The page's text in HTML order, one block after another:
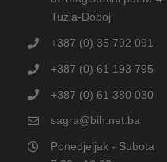
Tuzla-Doboj
+387 (0) 35 792 091
+387 (0) 61 193 795
+387 (0) 61 380 030
sagra@bih.net.ba
Ponedjeljak - Subota